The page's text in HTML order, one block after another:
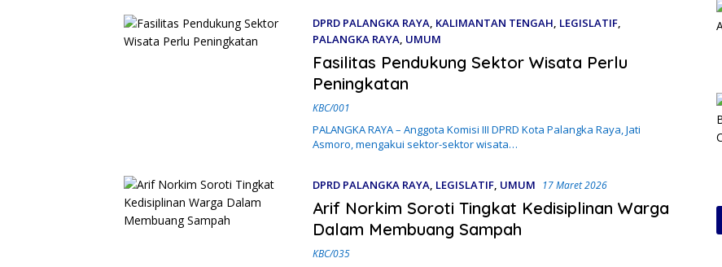
DPRD PALANGKA RAYA, KALIMANTAN TENGAH, LEGISLATIF,
PALANGKA RAYA, UMUM
23 Maret 2026
Fasilitas Pendukung Sektor Wisata Perlu
Peningkatan
KBC/001
PALANGKA RAYA – Anggota Komisi III DPRD Kota Palangka Raya, Jati
Asmoro, mengakui sektor-sektor wisata…
DPRD PALANGKA RAYA, LEGISLATIF, UMUM 17 Maret 2026
Arif Norkim Soroti Tingkat Kedisiplinan Warga
Dalam Membuang Sampah
KBC/035